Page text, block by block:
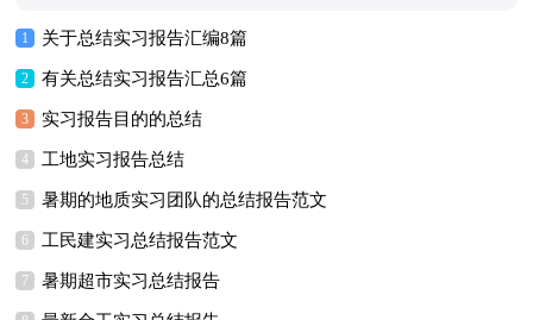
1 关于总结实习报告汇编8篇
2 有关总结实习报告汇总6篇
3 实习报告目的的总结
4 工地实习报告总结
5 暑期的地质实习团队的总结报告范文
6 工民建实习总结报告范文
7 暑期超市实习总结报告